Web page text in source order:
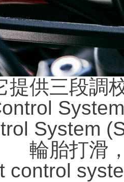
提供三段調
System
輪胎打滑
control